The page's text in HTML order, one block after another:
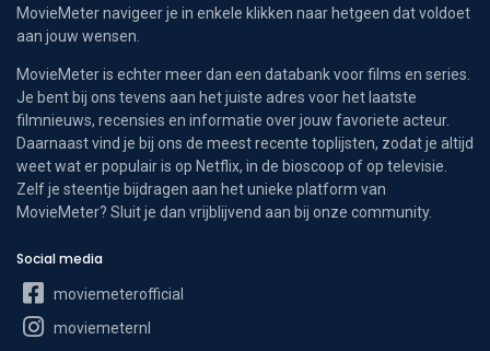
MovieMeter navigeer je in enkele klikken naar hetgeen dat voldoet
aan jouw wensen.
MovieMeter is echter meer dan een databank voor films en series.
Je bent bij ons tevens aan het juiste adres voor het laatste
filmnieuws, recensies en informatie over jouw favoriete acteur.
Daarnaast vind je bij ons de meest recente toplijsten, zodat je altijd
weet wat er populair is op Netflix, in de bioscoop of op televisie.
Zelf je steentje bijdragen aan het unieke platform van
MovieMeter? Sluit je dan vrijblijvend aan bij onze community.
Social media
moviemeterofficial
moviemeternl